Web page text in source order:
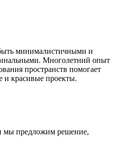
минималистичными и
Многолетний опыт
пространств помогает
и красивые проекты.
мы предложим решение,